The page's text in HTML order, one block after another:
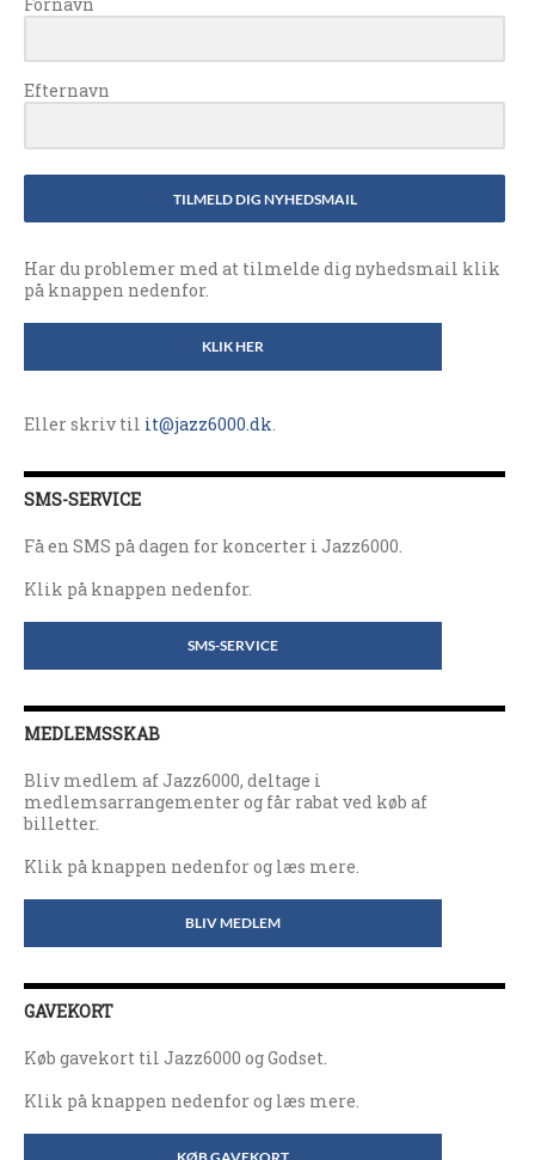
Efternavn
TILMELD DIG NYHEDSMAIL
Har du problemer med at tilmelde dig nyhedsmail klik
på knappen nedenfor.
KLIK HER
Eller skriv til it@jazz6000.dk.
SMS-SERVICE
Få en SMS på dagen for koncerter i Jazz6000.
Klik på knappen nedenfor.
SMS-SERVICE
MEDLEMSSKAB
Bliv medlem af Jazz6000, deltage i
medlemsarrangementer og får rabat ved køb af
billetter.
Klik på knappen nedenfor og læs mere.
BLIV MEDLEM
GAVEKORT
Køb gavekort til Jazz6000 og Godset.
Klik på knappen nedenfor og læs mere.